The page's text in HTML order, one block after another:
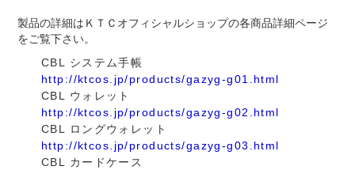
製品の詳細はＫＴＣオフィシャルショップの各商品詳細ページ
をご覧下さい。
CBL システム手帳
http://ktcos.jp/products/gazyg-g01.html
CBL ウォレット
http://ktcos.jp/products/gazyg-g02.html
CBL ロングウォレット
http://ktcos.jp/products/gazyg-g03.html
CBL カードケース